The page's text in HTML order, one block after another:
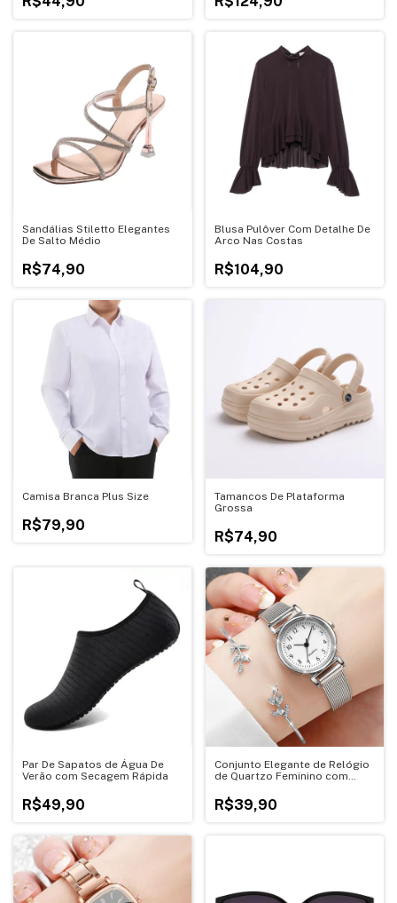
Sandálias Stiletto Elegantes
De Salto Médio
R$74,90
Blusa Pulôver Com Detalhe De
Arco Nas Costas
R$104,90
Camisa Branca Plus Size
R$79,90
Tamancos De Plataforma
Grossa
R$74,90
Par De Sapatos de Água De
Verão com Secagem Rápida
R$49,90
Conjunto Elegante de Relógio
de Quartzo Feminino com
R$39,90